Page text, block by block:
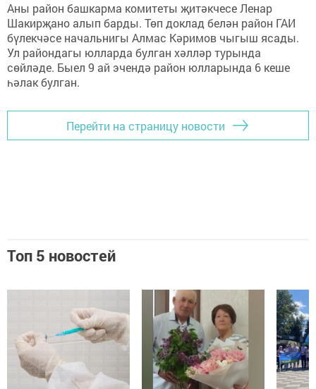
Аны район башкарма комитеты җитәкчесе Ленар
Шакирҗано алып барды. Төп доклад белән район ГАИ
бүлекчәсе начальнигы Алмас Кәримов чыгыш ясады.
Ул райондагы юлларда булган хәлләр турында
сөйләде. Быел 9 ай эчендә район юлларында 6 кеше
һәлак булган.
Перейти на страницу новости
Топ 5 новостей